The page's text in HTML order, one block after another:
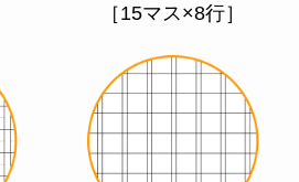
［15マス×8行］